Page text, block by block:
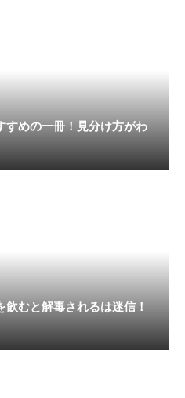
すめの一冊！見分け方がわ
むと解毒されるは迷信！